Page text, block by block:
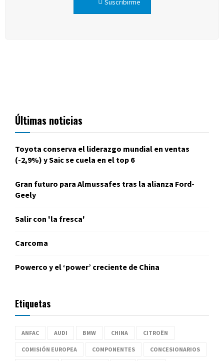
Suscribirme
Últimas noticias
Toyota conserva el liderazgo mundial en ventas
(-2,9%) y Saic se cuela en el top 6
Gran futuro para Almussafes tras la alianza Ford-
Geely
Salir con 'la fresca'
Carcoma
Powerco y el ‘power’ creciente de China
Etiquetas
ANFAC AUDI BMW CHINA CITROËN
COMISIÓN EUROPEA COMPONENTES CONCESIONARIOS